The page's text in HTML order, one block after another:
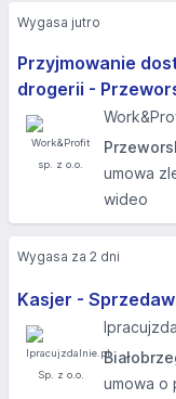
Przyjmowanie
drogerii -
umowa
wideo
Wygasa jutro
Kasjer -
umowa o
Wygasa za 2 dni